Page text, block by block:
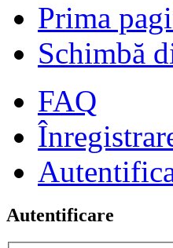
Prima
Schimbă
FAQ
Autentificare